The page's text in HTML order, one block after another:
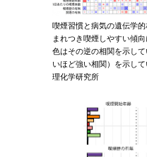
喫煙習慣と病気の遺伝学
まれつき喫煙しやすい傾
色はその逆の相関を示し
いほど強い相関）を示し
理化学研究所